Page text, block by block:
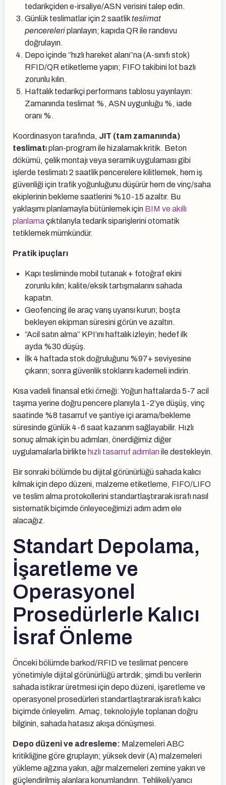
tedarikçiden e-irsaliye/ASN verisini talep edin.
Günlük teslimatlar için 2 saatlik teslimat
pencereleriplanlayın; kapıda QR ile randevu
doğrulayın.
Depo içinde “hızlı hareket alanı”na (A-sınıfı stok)
RFID/QR etiketleme yapın; FIFO takibini lot bazlı
zorunlu kılın.
Haftalık tedarikçi performans tablosu yayınlayın:
Zamanında teslimat %, ASN uygunluğu %, iade
oranı %.
Koordinasyon tarafında, JIT (tam zamanında)
teslimatı plan-program ile hizalamak kritik. Beton
dökümü, çelik montajı veya seramik uygulaması gibi
işlerde teslimatı 2 saatlik pencerelere kilitlemek, hem iş
güvenliği için trafik yoğunluğunu düşürür hem de vinç/saha
ekiplerinin bekleme saatlerini %10-15 azaltır. Bu
yaklaşımı planlamayla bütünlemek için BIM ve akıllı
planlamaçıktılarıyla tedarik siparişlerini otomatik
tetiklemek mümkündür.
Pratik ipuçları
Kapı tesliminde mobil tutanak + fotoğraf ekini
zorunlu kılın; kalite/eksik tartışmalarını sahada
kapatın.
Geofencing ile araç varış uyarısı kurun; boşta
bekleyen ekipman süresini görün ve azaltın.
“Acil satın alma” KPI’ını haftalık izleyin; hedef ilk
ayda %30 düşüş.
İlk 4 haftada stok doğruluğunu %97+ seviyesine
çıkarın; sonra güvenlik stoklarını kademeli indirin.
Kısa vadeli finansal etki örneği: Yoğun haftalarda 5-7 acil
taşıma yerine doğru pencere planıyla 1-2’ye düşüş, vinç
saatinde %8 tasarruf ve şantiye içi arama/bekleme
süresinde günlük 4-6 saat kazanım sağlayabilir. Hızlı
sonuç almak için bu adımları, önerdiğimiz diğer
uygulamalarla birlikte hızlı tasarruf adımlarıile destekleyin.
Bir sonraki bölümde bu dijital görünürlüğü sahada kalıcı
kılmak için depo düzeni, malzeme etiketleme, FIFO/LIFO
ve teslim alma protokollerini standartlaştırarak israfı nasıl
sistematik biçimde önleyeceğimizi adım adım ele
alacağız.
Standart Depolama,
İşaretleme ve
Operasyonel
Prosedürlerle Kalıcı
İsraf Önleme
Önceki bölümde barkod/RFID ve teslimat pencere
yönetimiyle dijital görünürlüğü artırdık; şimdi bu verilerin
sahada istikrar üretmesi için depo düzeni, işaretleme ve
operasyonel prosedürleri standartlaştırarak israfı kalıcı
biçimde önleyelim. Amaç, teknolojiyle toplanan doğru
bilginin, sahada hatasız akışa dönüşmesi.
Depo düzeni ve adresleme: Malzemeleri ABC
kritikliğine göre gruplayın; yüksek devir (A) malzemeleri
yükleme ağzına yakın, ağır malzemeleri zemine yakın ve
güçlendirilmiş alanlara konumlandırın. Tehlikeli/yanıcı